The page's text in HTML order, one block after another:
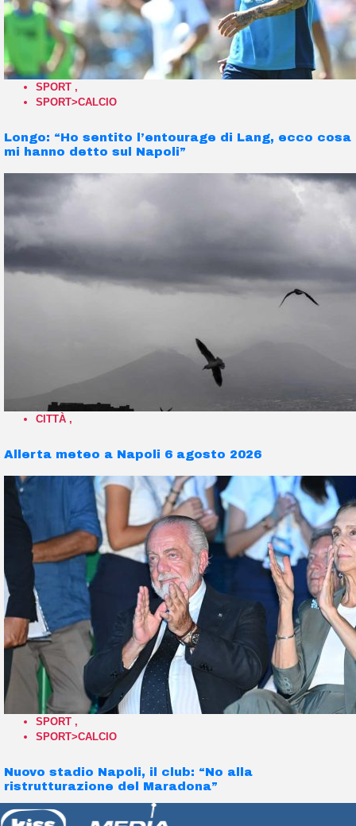
SPORT ,
SPORT>CALCIO
Longo: “Ho sentito l’entourage di Lang, ecco cosa
mi hanno detto sul Napoli”
CITTÀ ,
Allerta meteo a Napoli 6 agosto 2026
SPORT ,
SPORT>CALCIO
Nuovo stadio Napoli, il club: “No alla
ristrutturazione del Maradona”